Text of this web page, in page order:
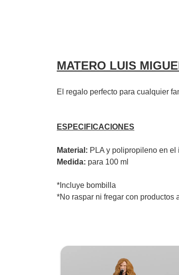
MATERO LUIS
El regalo perfecto para cualquier
ESPECIFICACIONES
Material: PLA y polipropileno en el
Medida: para 100 ml
*Incluye bombilla
*No raspar ni fregar con productos